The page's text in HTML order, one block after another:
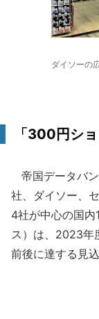
ダイソーの
「300円シ
帝国データバ
社、ダイソー、
4社が中心の国
ス）は、2023年
前後に達する見